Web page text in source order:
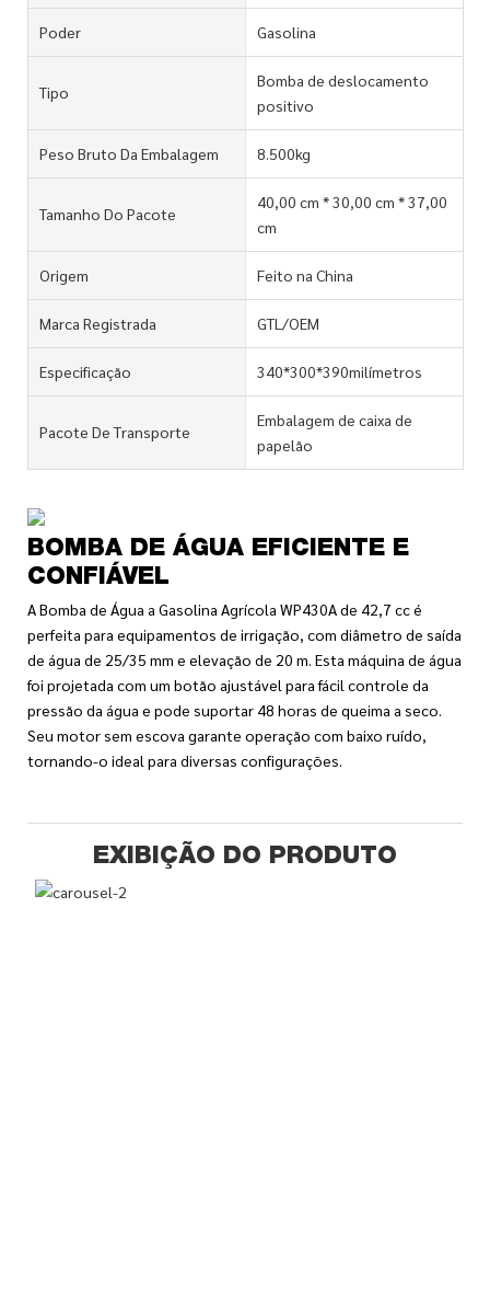
Poder Gasolina
Tipo
Bomba de deslocamento
positivo
Peso Bruto Da Embalagem 8.500kg
Tamanho Do Pacote
40,00 cm * 30,00 cm * 37,00
cm
Origem Feito na China
Marca Registrada GTL/OEM
Especificação 340*300*390milímetros
Pacote De Transporte
Embalagem de caixa de
papelão
BOMBA DE ÁGUA EFICIENTE E
CONFIÁVEL
A Bomba de Água a Gasolina Agrícola WP430A de 42,7 cc é
perfeita para equipamentos de irrigação, com diâmetro de saída
de água de 25/35 mm e elevação de 20 m. Esta máquina de água
foi projetada com um botão ajustável para fácil controle da
pressão da água e pode suportar 48 horas de queima a seco.
Seu motor sem escova garante operação com baixo ruído,
tornando-o ideal para diversas configurações.
EXIBIÇÃO DO PRODUTO